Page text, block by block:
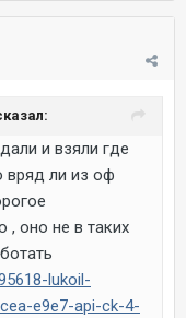
и взяли где
вряд ли из оф
, оно не в таких
lukoil-
e9e7-api-ck-4-